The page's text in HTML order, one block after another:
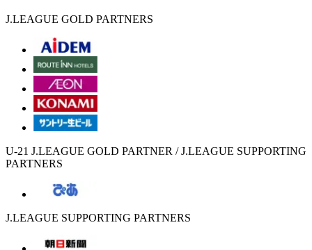
J.LEAGUE GOLD PARTNERS
U-21 J.LEAGUE GOLD PARTNER / J.LEAGUE SUPPORTING
PARTNERS
J.LEAGUE SUPPORTING PARTNERS